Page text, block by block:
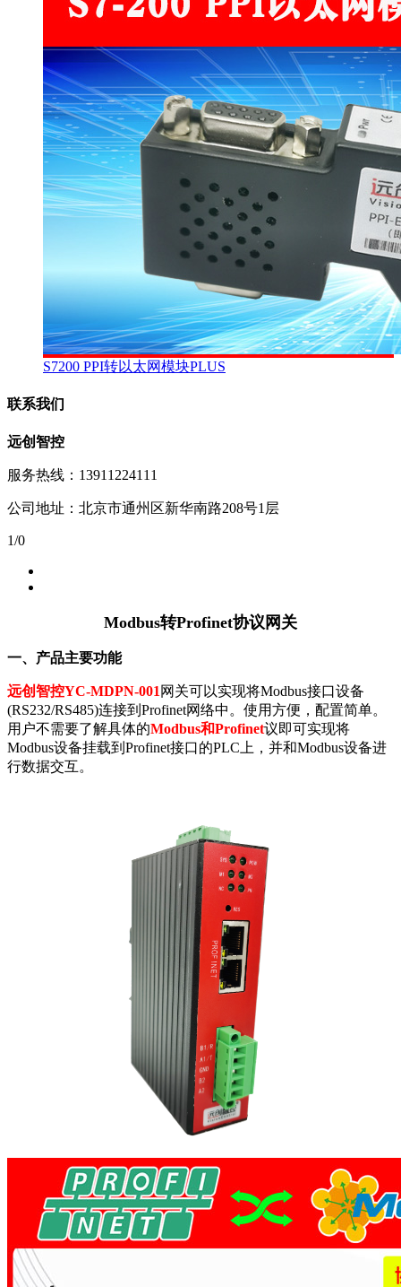
S7200 PPI转以太网模块PLUS
联系我们
远创智控
服务热线：13911224111
公司地址：北京市通州区新华南路208号1层
1/0
Modbus转Profinet协议网关
一、产品主要功能
远创智控YC-MDPN-001网关可以实现将Modbus接口设备
(RS232/RS485)连接到Profinet网络中。使用方便，配置简单。
用户不需要了解具体的Modbus和Profinet议即可实现将
Modbus设备挂载到Profinet接口的PLC上，并和Modbus设备进
行数据交互。